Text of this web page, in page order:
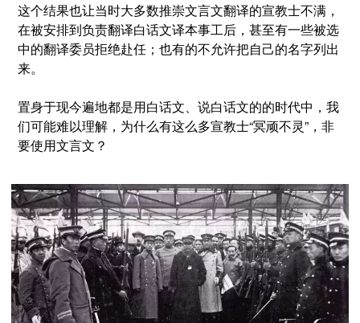
这个结果也让当时大多数推崇文言文翻译的宣教士不满，
在被安排到负责翻译白话文译本事工后，甚至有一些被选
中的翻译委员拒绝赴任；也有的不允许把自己的名字列出
来。
置身于现今遍地都是用白话文、说白话文的的时代中，我
们可能难以理解， 为什么有这么多宣教士“冥顽不灵”，非
要使用文言文？